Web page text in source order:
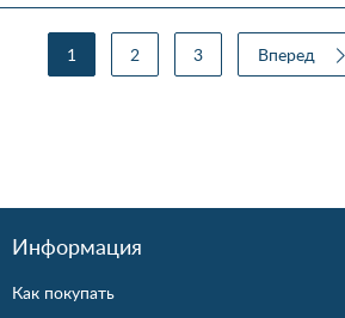
1 2 3 Вперед
Информация
Как покупать